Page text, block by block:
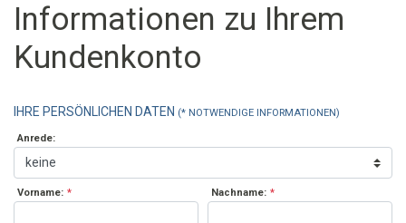
Informationen zu Ihrem
Kundenkonto
IHRE PERSÖNLICHEN DATEN (* NOTWENDIGE INFORMATIONEN)
Anrede:
Vorname: * Nachname: *